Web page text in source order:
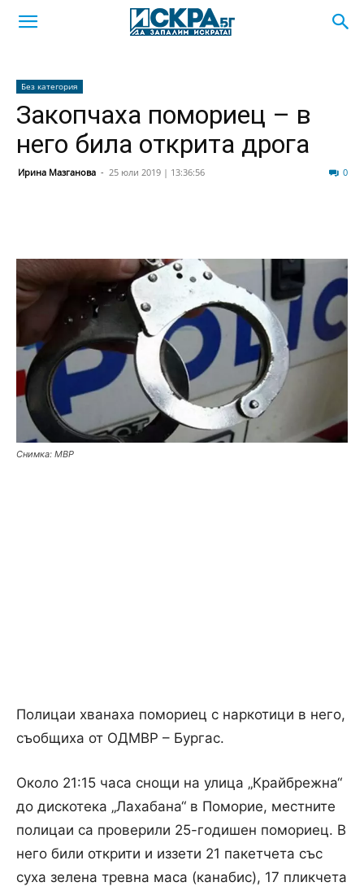
Без категория
Закопчаха помориец – в
него била открита дрога
Ирина Мазганова - 25 юли 2019 | 13:36:56 0
Снимка: МВР
Полицаи хванаха помориец с наркотици в него,
съобщиха от ОДМВР – Бургас.
Около 21:15 часа снощи на улица „Крайбрежна“
до дискотека „Лахабана“ в Поморие, местните
полицаи са проверили 25-годишен помориец. В
него били открити и иззети 21 пакетчета със
суха зелена тревна маса (канабис), 17 пликчета